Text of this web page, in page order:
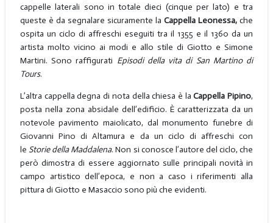
cappelle laterali sono in totale dieci (cinque per lato) e tra
queste è da segnalare sicuramente laCappella Leonessa, che
ospita un ciclo di affreschi eseguiti tra il 1355 e il 1360 da un
artista molto vicino ai modi e allo stile di Giotto e Simone
Martini. Sono raffigurati Episodi della vita di San Martino di
Tours.
L’altra cappella degna di nota della chiesa è laCappella Pipino,
posta nella zona absidale dell’edificio. È caratterizzata da un
notevole pavimento maiolicato, dal monumento funebre di
Giovanni Pino di Altamura e da un ciclo di affreschi con
le Storie della Maddalena. Non si conosce l’autore del ciclo, che
però dimostra di essere aggiornato sulle principali novità in
campo artistico dell’epoca, e non a caso i riferimenti alla
pittura di Giotto e Masaccio sono più che evidenti.